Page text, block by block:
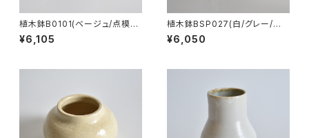
植木鉢B0101(ベージュ/点模
様/マット/青/水色/緑)
¥6,105
植木鉢BSP027(白/グレー/点
模様/茶)
¥6,050